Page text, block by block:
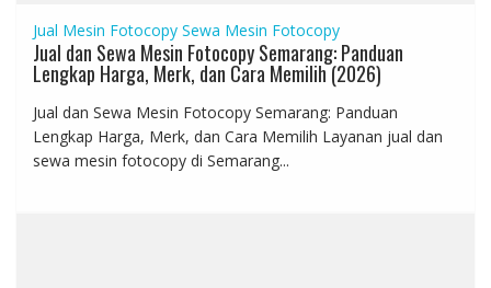
Jual Mesin Fotocopy Sewa Mesin Fotocopy
Jual dan Sewa Mesin Fotocopy Semarang: Panduan
Lengkap Harga, Merk, dan Cara Memilih (2026)
Jual dan Sewa Mesin Fotocopy Semarang: Panduan
Lengkap Harga, Merk, dan Cara Memilih Layanan jual dan
sewa mesin fotocopy di Semarang...